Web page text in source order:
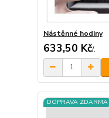
Nástěnné hodiny
633,50 Kč/.
DOPRAVA ZDARMA